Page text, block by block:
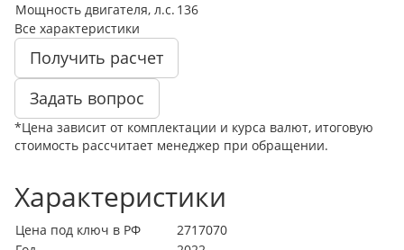
Мощность двигателя, л.с. 136
Все характеристики
Получить расчет
Задать вопрос
*Цена зависит от комплектации и курса валют, итоговую
стоимость рассчитает менеджер при обращении.
Характеристики
Цена под ключ в РФ
2717070